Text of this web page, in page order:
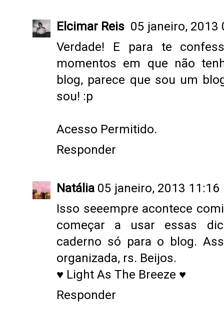
Elcimar Reis 05 janeiro, 2013
Verdade! E para te
momentos em que não
blog, parece que sou um
sou! :p
Acesso Permitido.
Responder
Natália 05 janeiro, 2013 11:16
Isso seeempre acontece
começar a usar essas
caderno só para o blog.
organizada, rs. Beijos.
♥ Light As The Breeze ♥
Responder